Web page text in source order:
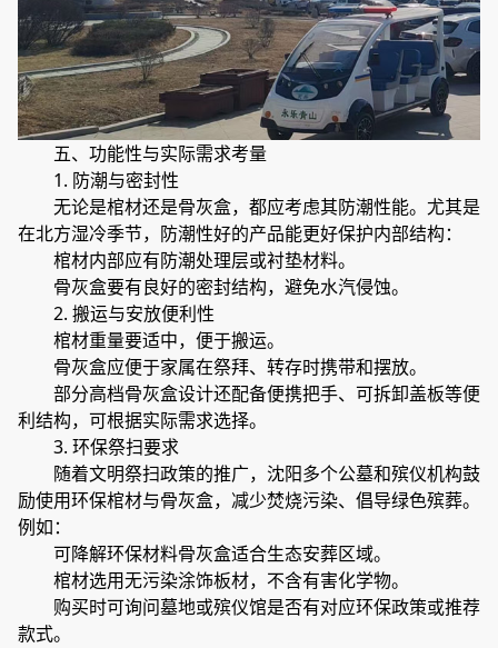
五、功能性与实际需求考量
1. 防潮与密封性
无论是棺材还是骨灰盒，都应考虑其防潮性能。尤其是
在北方湿冷季节，防潮性好的产品能更好保护内部结构：
棺材内部应有防潮处理层或衬垫材料。
骨灰盒要有良好的密封结构，避免水汽侵蚀。
2. 搬运与安放便利性
棺材重量要适中，便于搬运。
骨灰盒应便于家属在祭拜、转存时携带和摆放。
部分高档骨灰盒设计还配备便携把手、可拆卸盖板等便
利结构，可根据实际需求选择。
3. 环保祭扫要求
随着文明祭扫政策的推广，沈阳多个公墓和殡仪机构鼓
励使用环保棺材与骨灰盒，减少焚烧污染、倡导绿色殡葬。
例如：
可降解环保材料骨灰盒适合生态安葬区域。
棺材选用无污染涂饰板材，不含有害化学物。
购买时可询问墓地或殡仪馆是否有对应环保政策或推荐
款式。